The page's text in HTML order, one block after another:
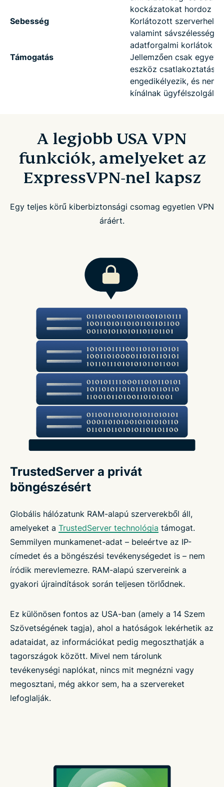
kockázatokat hordoz
Sebesség
Korlátozott
valamint sávszélesség-
adatforgalmi korlátok
Támogatás
Jellemzően csak
eszköz csatlakoztatását
engedikélyezik, és nem
kínálnak
A legjobb USA VPN
funkciók, amelyeket az
ExpressVPN-nel kapsz
Egy teljes körű kiberbiztonsági csomag egyetlen VPN
áráért.
TrustedServer a privát
böngészésért
Globális hálózatunk RAM-alapú szerverekből áll,
amelyeket a TrustedServer technológia támogat.
Semmilyen munkamenet-adat – beleértve az IP-
címedet és a böngészési tevékenységedet is – nem
íródik merevlemezre. RAM-alapú szervereink a
gyakori újraindítások során teljesen törlődnek.
Ez különösen fontos az USA-ban (amely a 14 Szem
Szövetségének tagja), ahol a hatóságok lekérhetik az
adataidat, az információkat pedig megoszthatják a
tagországok között. Mivel nem tárolunk
tevékenységi naplókat, nincs mit megnézni vagy
megosztani, még akkor sem, ha a szervereket
lefoglalják.